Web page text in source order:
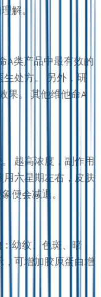
解。
A类产品中最有效的
处方。 另外，研
果。 其他维他命A
越高浓度，副作用
六星期左右，皮肤
便会减退。
幼纹、色斑、暗
可增加胶原蛋白增